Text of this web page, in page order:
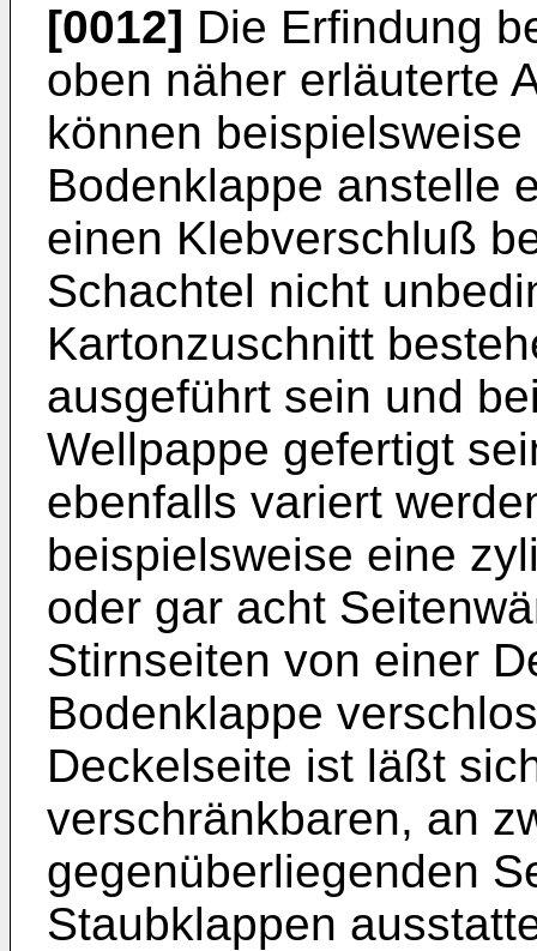
[0012] Die Erfindung
oben näher erläuterte
können
Bodenklappe anstelle
einen Klebverschluß
Schachtel nicht
Kartonzuschnitt
ausgeführt sein und
Wellpappe gefertigt
ebenfalls variert
beispielsweise eine
oder gar acht
Stirnseiten von einer
Bodenklappe
Deckelseite ist läßt
verschränkbaren, an
gegenüberliegenden
Staubklappen